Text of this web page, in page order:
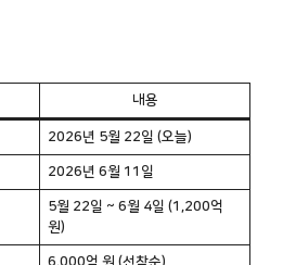
내용
2026년 5월 22일 (오늘)
2026년 6월 11일
5월 22일 ~ 6월 4일 (1,200억
원)
6,000억 원 (선착순)